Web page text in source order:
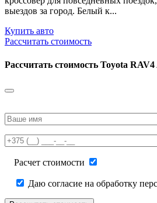
выездов за город. Белый к...
Купить авто
Рассчитать стоимость
Рассчитать стоимость Toyota RAV4
leave
field
empty.
Расчет стоимости
Даю согласие на обработку